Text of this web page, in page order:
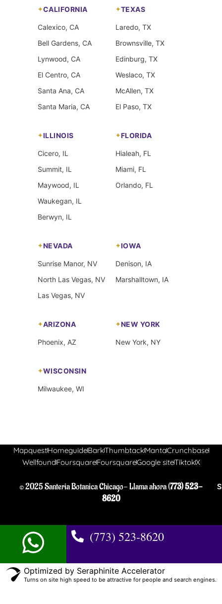
CALIFORNIA
Calexico, CA
Bell Gardens, CA
Lynwood, CA
El Centro, CA
Santa Ana, CA
Santa Maria, CA
TEXAS
Laredo, TX
Brownsville, TX
Edinburg, TX
Weslaco, TX
McAllen, TX
El Paso, TX
ILLINOIS
Cicero, IL
Summit, IL
Maywood, IL
Waukegan, IL
Berwyn, IL
FLORIDA
Hialeah, FL
Miami, FL
Orlando, FL
NEVADA
Sunrise Manor, NV
North Las Vegas, NV
Las Vegas, NV
IOWA
Denison, IA
Marshalltown, IA
ARIZONA
Phoenix, AZ
NEW YORK
New York, NY
WISCONSIN
Milwaukee, WI
MapquestHomeguideBarkThumbtackMantaCrunchbase
WellfoundFoursquareFoursquareGoogle siteTiktokX
© 2025 Santeria Botanica Chicago- Llama ahora (773) 523-
8620
(773) 523-8620
Optimized by Seraphinite Accelerator
Turns on site high speed to be attractive for people and search engines.